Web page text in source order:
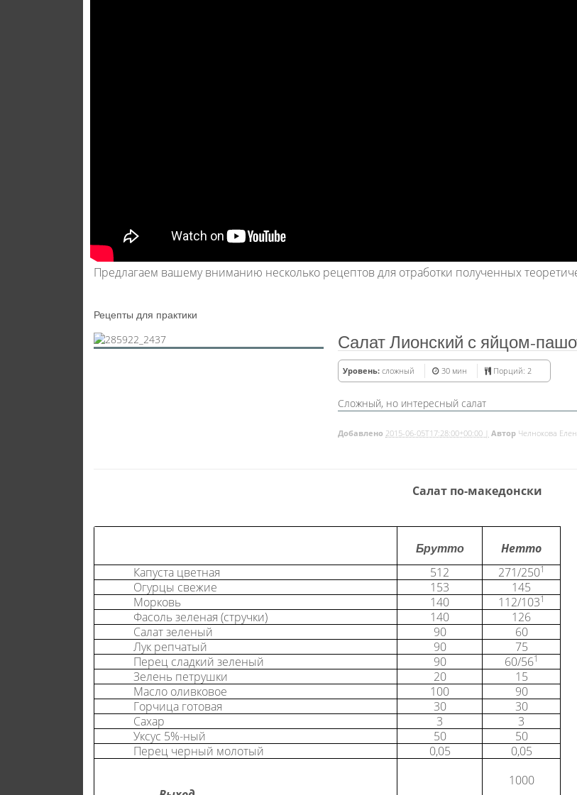
Предлагаем вашему вниманию несколько рецептов для отработки полученных
Рецепты для практики
Салат Лионский с яйцом-
Уровень: сложный 30 мин Порций: 2
Сложный, но интересный салат
Добавлено 2015-06-05T17:28:00+00:00 | Автор Челнокова
Салат по-македонски
Брутто Нетто
Капуста цветная 512 271/2501
Огурцы свежие 153
145
Морковь
140 112/1031
Фасоль зеленая (стручки) 140
126
Салат зеленый
90
60
Лук репчатый
90
75
Перец сладкий зеленый
90 60/561
Зелень петрушки 20
15
Масло оливковое
100
90
Горчица готовая
30
30
Сахар
3
3
Уксус 5%-ный
50
50
Перец черный молотый
0,05 0,05
1000